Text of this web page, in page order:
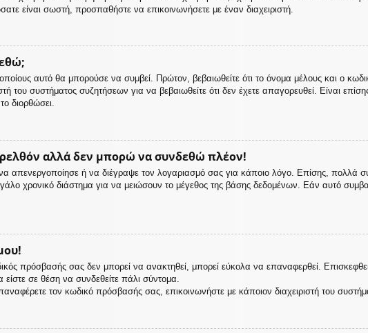
είναι σωστή, προσπαθήστε να επικοινωνήσετε με έναν διαχειριστή.
αυτό θα μπορούσε να συμβεί. Πρώτον, βεβαιωθείτε ότι το όνομα μέλους και ο
του συστήματος συζητήσεων για να βεβαιωθείτε ότι δεν έχετε απαγορευθεί. Είναι
διορθώσει.
αλλά δεν μπορώ να συνδεθώ πλέον!
να απενεργοποίησε ή να διέγραψε τον λογαριασμό σας για κάποιο λόγο. Επίσης,
χρονικό διάστημα για να μειώσουν το μέγεθος της βάσης δεδομένων. Εάν αυτό
πρόσβασής σας δεν μπορεί να ανακτηθεί, μπορεί εύκολα να επαναφερθεί.
είστε σε θέση να συνδεθείτε πάλι σύντομα.
τον κωδικό πρόσβασής σας, επικοινωνήστε με κάποιον διαχειριστή του